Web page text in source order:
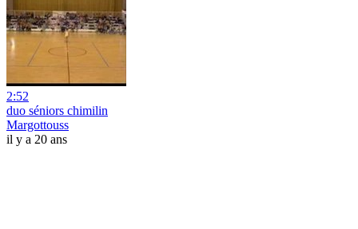
2:52
duo séniors chimilin
Margottouss
il y a 20 ans